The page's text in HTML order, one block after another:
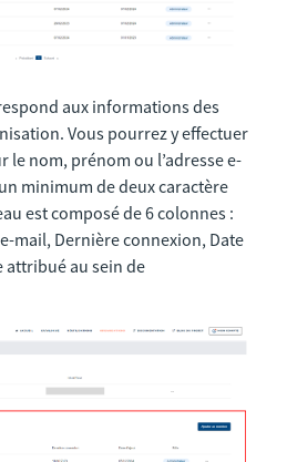
aux informations des
Vous pourrez y effectuer
le nom, prénom ou l’adresse e-
minimum de deux caractère
est composé de 6 colonnes :
mail, Dernière connexion, Date
attribué au sein de